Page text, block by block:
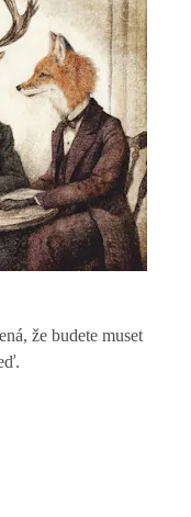
že budete muset